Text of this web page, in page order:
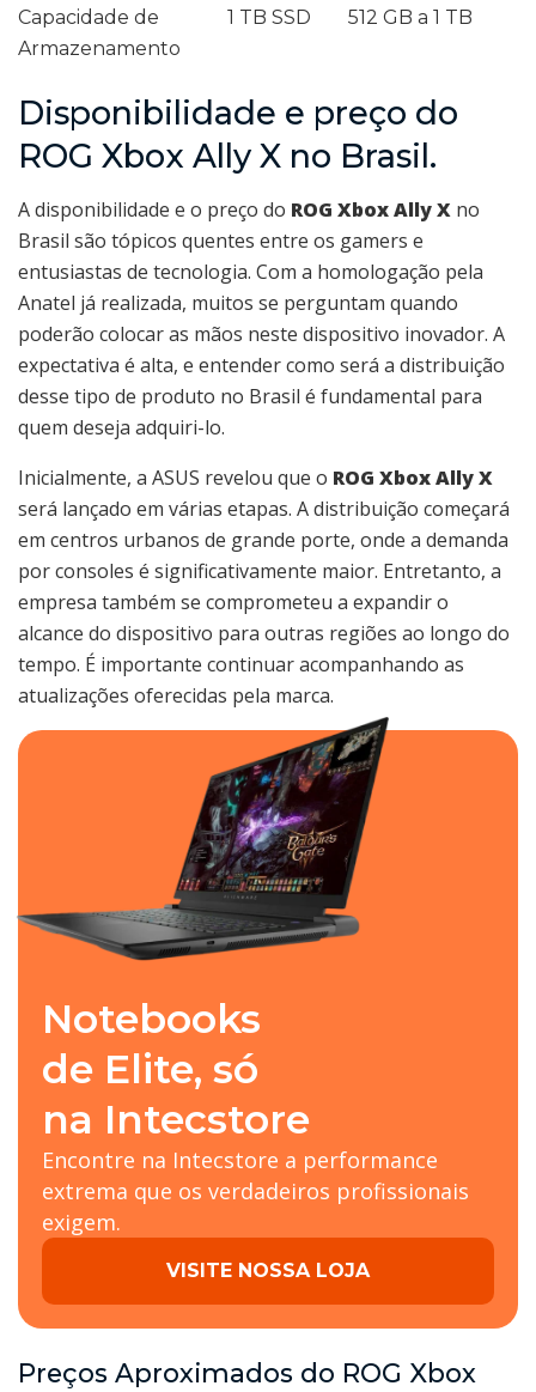
Capacidade de
Armazenamento
1 TB SSD 512 GB a 1 TB
Disponibilidade e preço do
ROG Xbox Ally X no Brasil.
A disponibilidade e o preço do ROG Xbox Ally X no
Brasil são tópicos quentes entre os gamers e
entusiastas de tecnologia. Com a homologação pela
Anatel já realizada, muitos se perguntam quando
poderão colocar as mãos neste dispositivo inovador. A
expectativa é alta, e entender como será a distribuição
desse tipo de produto no Brasil é fundamental para
quem deseja adquiri-lo.
Inicialmente, a ASUS revelou que o ROG Xbox Ally X
será lançado em várias etapas. A distribuição começará
em centros urbanos de grande porte, onde a demanda
por consoles é significativamente maior. Entretanto, a
empresa também se comprometeu a expandir o
alcance do dispositivo para outras regiões ao longo do
tempo. É importante continuar acompanhando as
atualizações oferecidas pela marca.
Notebooks
de Elite, só
na Intecstore
Encontre na Intecstore a performance
extrema que os verdadeiros profissionais
exigem.
VISITE NOSSA LOJA
Preços Aproximados do ROG Xbox